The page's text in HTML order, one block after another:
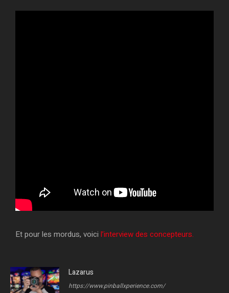
Et pour les mordus, voici l’interview des concepteurs.
Lazarus
https://www.pinballxperience.com/